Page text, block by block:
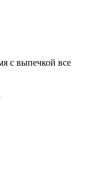
с выпечкой все